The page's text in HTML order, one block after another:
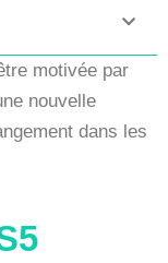
motivée par
nouvelle
dans les